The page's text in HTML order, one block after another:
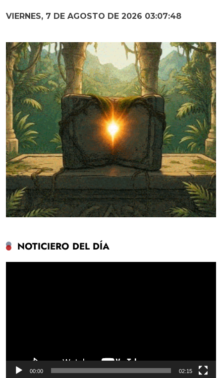
VIERNES, 7 DE AGOSTO DE 2026 03:07:49
NOTICIERO DEL DÍA
00:00 02:15